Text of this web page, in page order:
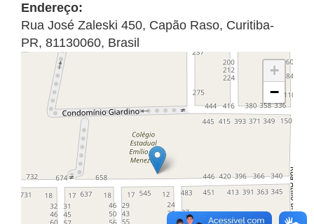
Endereço:
Rua José Zaleski 450, Capão Raso, Curitiba-
PR, 81130060, Brasil
+
−